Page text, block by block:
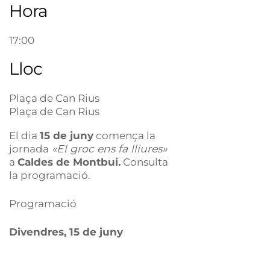
Hora
17:00
Lloc
Plaça de Can Rius
Plaça de Can Rius
El dia 15 de junycomença la
jornada «El groc ens fa lliures»
a Caldes de Montbui. Consulta
la programació.
Programació
Divendres, 15 de juny